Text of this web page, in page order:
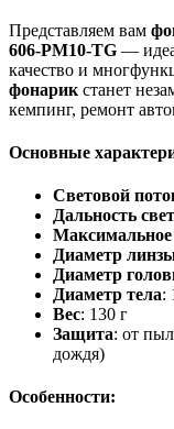
Представляем вам
606-PM10-TG —
качество и
фонарик станет
кемпинг, ремонт
Основные
Световой
Дальность
Диаметр
Диаметр
Диаметр тела:
Вес: 130 г
Защита: от
дождя)
Особенности: